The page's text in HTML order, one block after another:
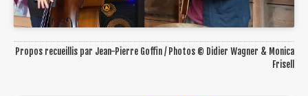
Propos recueillis par Jean-Pierre Goffin / Photos © Didier Wagner & Monica
Frisell